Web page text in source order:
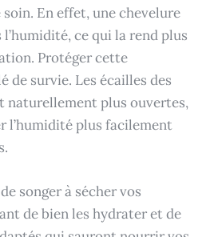
En effet, une chevelure
ce qui la rend plus
Protéger cette
de survie. Les écailles des
naturellement plus ouvertes,
l’humidité plus facilement
songer à sécher vos
de bien les hydrater et de